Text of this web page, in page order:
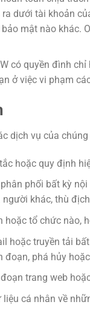
dưới tài khoản
mật nào khác.
có quyền đình
ở việc vi phạm
dịch vụ của
hoặc quy định
phối bất kỳ
khác, thù
hoặc tổ chức nào,
hoặc truyền tải
đoạn, phá hủy
trang web
cá nhân về